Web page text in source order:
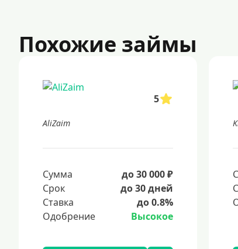
Похожие займы
5
AliZaim
Сумма
до 30 000 ₽
Срок
до 30 дней
Ставка
до 0.8%
Одобрение
Высокое